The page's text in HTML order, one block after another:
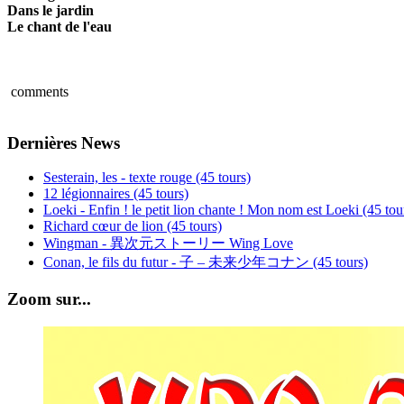
Dans le jardin
Le chant de l'eau
comments
Dernières News
Sesterain, les - texte rouge (45 tours)
12 légionnaires (45 tours)
Loeki - Enfin ! le petit lion chante ! Mon nom est Loeki (45
Richard cœur de lion (45 tours)
Wingman - 異次元ストーリー Wing Love
Conan, le fils du futur - 子 – 未来少年コナン (45 tours)
Zoom sur...